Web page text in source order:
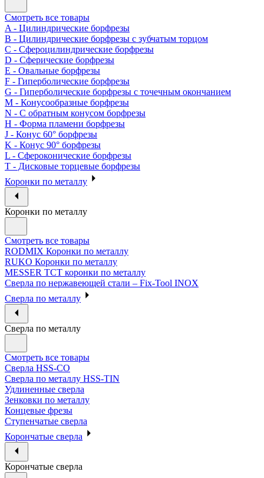
Смотреть все товары
A - Цилиндрические борфрезы
B - Цилиндрические борфрезы с зубчатым торцом
C - Сфероцилиндрические борфрезы
D - Сферические борфрезы
E - Овальные борфрезы
F - Гиперболические борфрезы
G - Гиперболические борфрезы с точечным окончанием
M - Конусообразные борфрезы
N - С обратным конусом борфрезы
H - Форма пламени борфрезы
J - Конус 60° борфрезы
K - Конус 90° борфрезы
L - Сфероконические борфрезы
T - Дисковые торцевые борфрезы
Коронки по металлу
Коронки по металлу
Смотреть все товары
RODMIX Коронки по металлу
RUKO Коронки по металлу
MESSER ТСТ коронки по металлу
Сверла по нержавеющей стали – Fix-Tool INOX
Сверла по металлу
Сверла по металлу
Смотреть все товары
Сверла HSS-CO
Сверла по металлу HSS-TIN
Удлиненные сверла
Зенковки по металлу
Концевые фрезы
Ступенчатые сверла
Корончатые сверла
Корончатые сверла